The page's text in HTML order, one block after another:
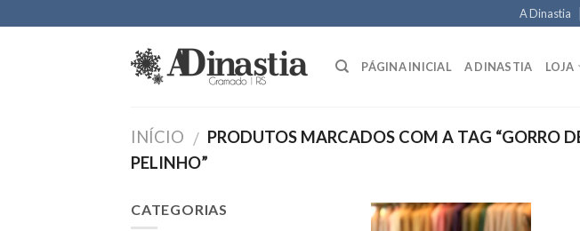
to
A Dinastia
PÁGINA INICIAL A DINASTIA LOJA
INÍCIO / PRODUTOS MARCADOS COM A TAG “GORRO
PELINHO”
CATEGORIAS